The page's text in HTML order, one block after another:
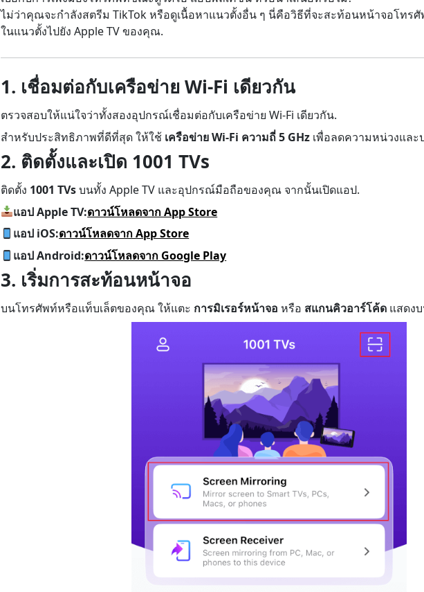
ไม่ว่าคุณจะกำลังสตรีม TikTok หรือดูเนื้อหาแนวตั้งอื่น ๆ นี่คือวิธีที่จะสะท้อนหน้าจอโทร
ในแนวตั้งไปยัง Apple TV ของคุณ.
1. เชื่อมต่อกับเครือข่าย Wi-Fi เดียวกัน
ตรวจสอบให้แน่ใจว่าทั้งสองอุปกรณ์เชื่อมต่อกับเครือข่าย Wi-Fi เดียวกัน.
สำหรับประสิทธิภาพที่ดีที่สุด ให้ใช้ เครือข่าย Wi-Fi ความถี่ 5 GHz เพื่อลดความหน่วงและ
2. ติดตั้งและเปิด 1001 TVs
ติดตั้ง 1001 TVsบนทั้ง Apple TV และอุปกรณ์มือถือของคุณ จากนั้นเปิดแอป.
แอป Apple TV:ดาวน์โหลดจาก App Store
แอป iOS:ดาวน์โหลดจาก App Store
แอป Android:ดาวน์โหลดจาก Google Play
3. เริ่มการสะท้อนหน้าจอ
บนโทรศัพท์หรือแท็บเล็ตของคุณ ให้แตะ การมิเรอร์หน้าจอ หรือ สแกนคิวอาร์โค้ด แสดง